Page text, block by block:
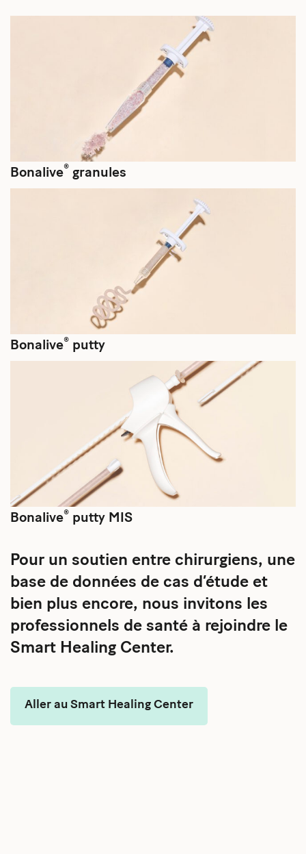
Bonalive® granules
Bonalive® putty
Bonalive® putty MIS
Pour un soutien entre chirurgiens, une
base de données de cas d’étude et
bien plus encore, nous invitons les
professionnels de santé à rejoindre le
Smart Healing Center.
Aller au Smart Healing Center